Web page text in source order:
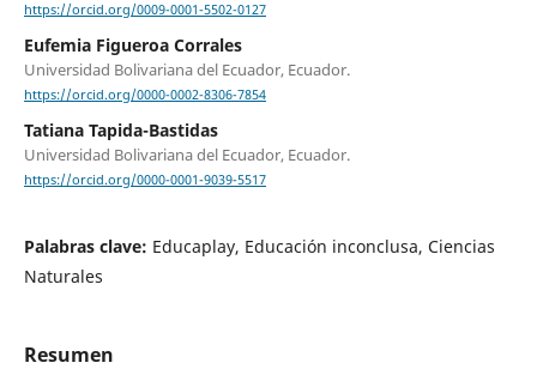
https://orcid.org/0009-0001-5502-0127
Eufemia Figueroa Corrales
Universidad Bolivariana del Ecuador, Ecuador.
https://orcid.org/0000-0002-8306-7854
Tatiana Tapida-Bastidas
Universidad Bolivariana del Ecuador, Ecuador.
https://orcid.org/0000-0001-9039-5517
Palabras clave: Educaplay, Educación inconclusa, Ciencias
Naturales
Resumen